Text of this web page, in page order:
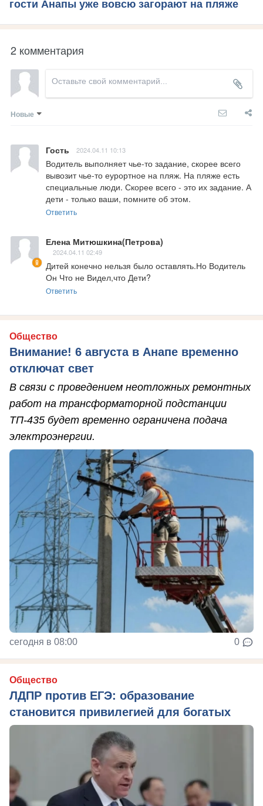
гости Анапы уже вовсю загорают на пляже
2 комментария
Новые
Гость 2024.04.11 10:13
Водитель выполняет чье-то задание, скорее всего
вывозит чье-то еурортное на пляж. На пляже есть
специальные люди. Скорее всего - это их задание. А
дети - только ваши, помните об этом.
Ответить
Елена Митюшкина(Петрова)
2024.04.11 02:49
Дитей конечно нельзя было оставлять.Но Водитель
Он Что не Видел,что Дети?
Ответить
Общество
Внимание! 6 августа в Анапе временно
отключат свет
В связи с проведением неотложных ремонтных
работ на трансформаторной подстанции
ТП-435 будет временно ограничена подача
электроэнергии.
сегодня в 08:00 0
Общество
ЛДПР против ЕГЭ: образование
становится привилегией для богатых